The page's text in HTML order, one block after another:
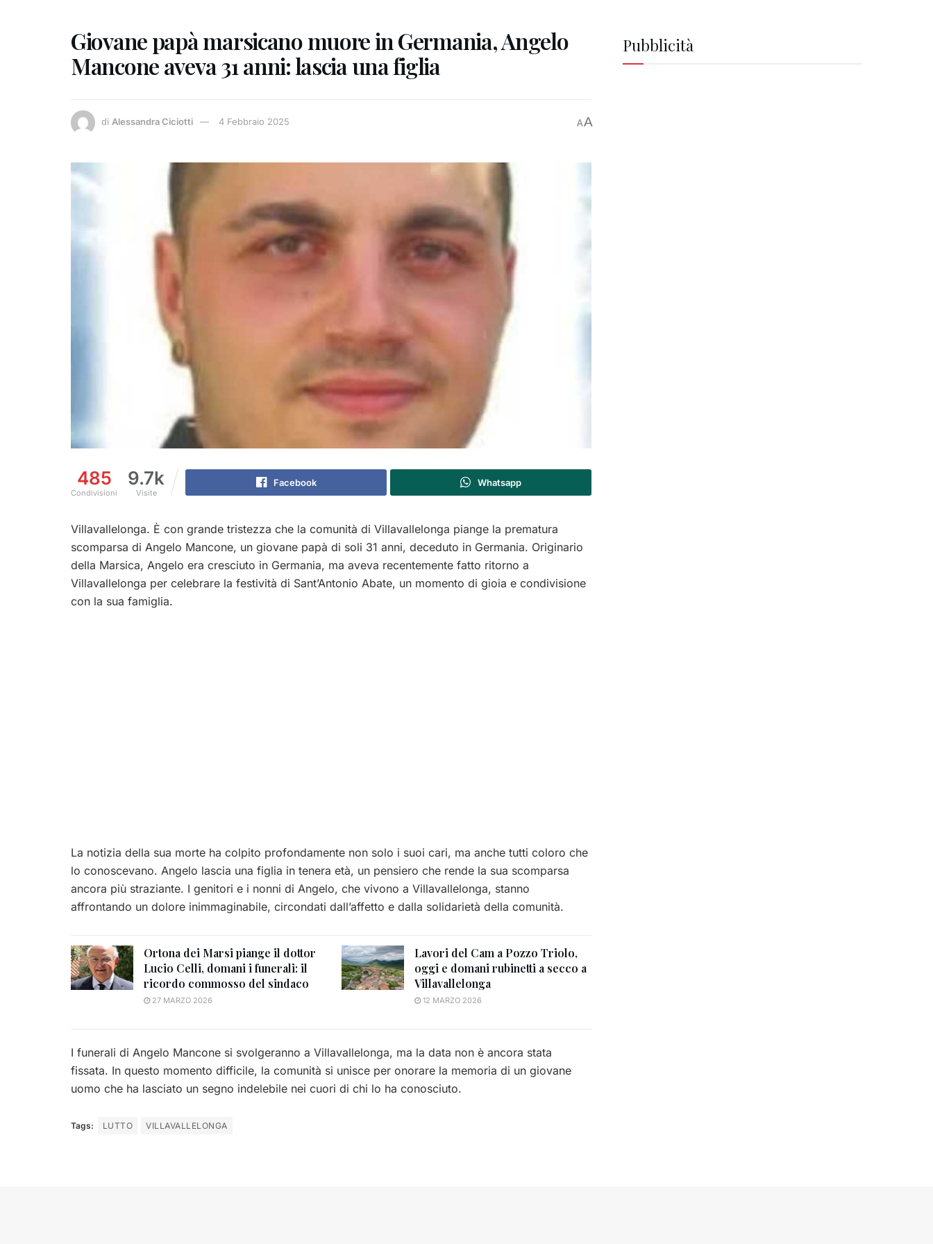
Giovane papà marsicano muore in Germania, Angelo
Mancone aveva 31 anni: lascia una figlia
di Alessandra Ciciotti 4 Febbraio 2025 AA
485
Condivisioni
9.7k
Visite
Facebook Whatsapp
Villavallelonga. È con grande tristezza che la comunità di Villavallelonga piange la prematura
scomparsa di Angelo Mancone, un giovane papà di soli 31 anni, deceduto in Germania. Originario
della Marsica, Angelo era cresciuto in Germania, ma aveva recentemente fatto ritorno a
Villavallelonga per celebrare la festività di Sant’Antonio Abate, un momento di gioia e condivisione
con la sua famiglia.
La notizia della sua morte ha colpito profondamente non solo i suoi cari, ma anche tutti coloro che
lo conoscevano. Angelo lascia una figlia in tenera età, un pensiero che rende la sua scomparsa
ancora più straziante. I genitori e i nonni di Angelo, che vivono a Villavallelonga, stanno
affrontando un dolore inimmaginabile, circondati dall’affetto e dalla solidarietà della comunità.
Ortona dei Marsi piange il dottor
Lucio Celli, domani i funerali: il
ricordo commosso del sindaco
27 MARZO 2026
Lavori del Cam a Pozzo Triolo,
oggi e domani rubinetti a secco a
Villavallelonga
12 MARZO 2026
I funerali di Angelo Mancone si svolgeranno a Villavallelonga, ma la data non è ancora stata
fissata. In questo momento difficile, la comunità si unisce per onorare la memoria di un giovane
uomo che ha lasciato un segno indelebile nei cuori di chi lo ha conosciuto.
Tags: LUTTO VILLAVALLELONGA
Pubblicità